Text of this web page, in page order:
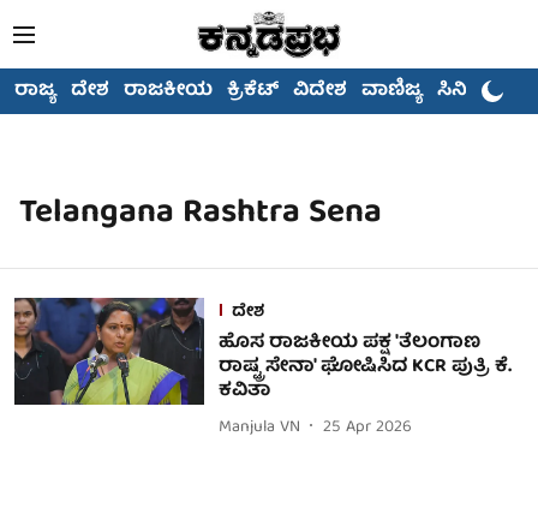
ರಾಜ್ಯ ದೇಶ ರಾಜಕೀಯ ಕ್ರಿಕೆಟ್ ವಿದೇಶ ವಾಣಿಜ್ಯ ಸಿನಿಮಾ
Telangana Rashtra Sena
ದೇಶ
ಹೊಸ ರಾಜಕೀಯ ಪಕ್ಷ 'ತೆಲಂಗಾಣ
ರಾಷ್ಟ್ರ ಸೇನಾ' ಘೋಷಿಸಿದ KCR ಪುತ್ರಿ ಕೆ.
ಕವಿತಾ
Manjula VN 25 Apr 2026